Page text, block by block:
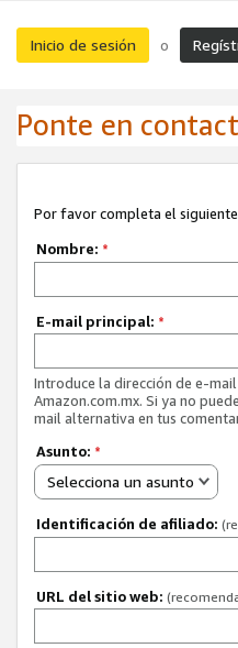
Inicio de sesión o
Ponte en
Por favor completa el
Nombre: *
E-mail principal: *
Introduce la dirección de e-
Amazon.com.mx. Si ya no
mail alternativa en tus
Asunto: *
Selecciona un asunto
Identificación de afiliado:
URL del sitio web: